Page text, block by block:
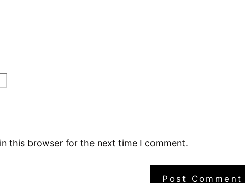
this browser for the next time I comment.